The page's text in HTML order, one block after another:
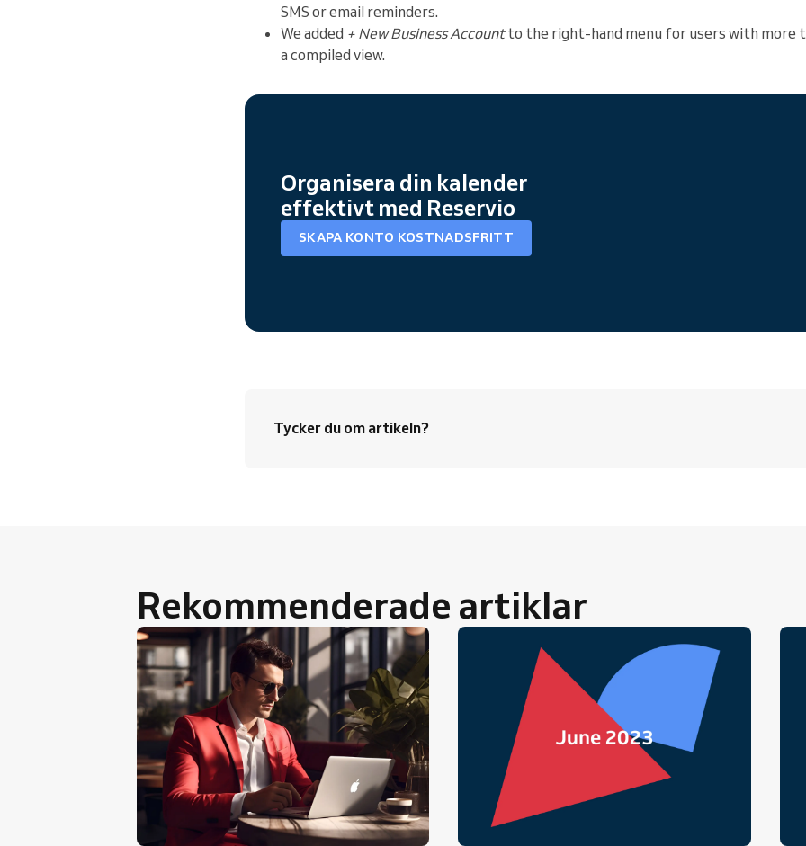
SMS or email reminders.
We added + New Business Accountto the right-hand menu for users with more
a compiled view.
Organisera din kalender
effektivt med Reservio
SKAPA KONTO KOSTNADSFRITT
Tycker du om artikeln?
Rekommenderade artiklar